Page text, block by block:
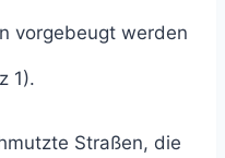
vorgebeugt werden
1).
Straßen, die